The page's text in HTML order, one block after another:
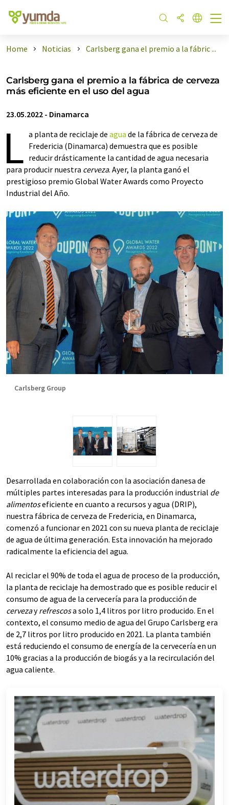
Home Noticias Carlsberg gana el premio a la fábric ...
Carlsberg gana el premio a la fábrica de cerveza
más eficiente en el uso del agua
23.05.2022 - Dinamarca
L a planta de reciclaje de agua de la fábrica de cerveza de
Fredericia (Dinamarca) demuestra que es posible
reducir drásticamente la cantidad de agua necesaria
para producir nuestra cerveza. Ayer, la planta ganó el
prestigioso premio Global Water Awards como Proyecto
Industrial del Año.
Carlsberg Group
Desarrollada en colaboración con la asociación danesa de
múltiples partes interesadas para la producción industrial de
alimentoseficiente en cuanto a recursos y agua (DRIP),
nuestra fábrica de cerveza de Fredericia, en Dinamarca,
comenzó a funcionar en 2021 con su nueva planta de reciclaje
de agua de última generación. Esta innovación ha mejorado
radicalmente la eficiencia del agua.
Al reciclar el 90% de toda el agua de proceso de la producción,
la planta de reciclaje ha demostrado que es posible reducir el
consumo de agua de la cervecería para la producción de
cervezayrefrescosa solo 1,4 litros por litro producido. En el
contexto, el consumo medio de agua del Grupo Carlsberg era
de 2,7 litros por litro producido en 2021. La planta también
está reduciendo el consumo de energía de la cervecería en un
10% gracias a la producción de biogás y a la recirculación del
agua caliente.